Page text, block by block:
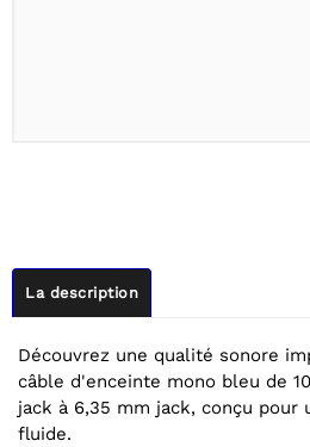
La description
Découvrez une qualité sonore
câble d'enceinte mono bleu de
jack à 6,35 mm jack, conçu pour
fluide.